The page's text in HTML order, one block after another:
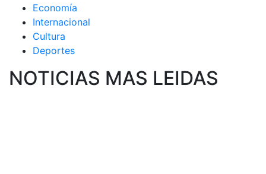
Economía
Internacional
Cultura
Deportes
NOTICIAS MAS LEIDAS